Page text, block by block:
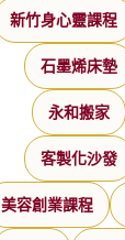
新竹身心靈課程
石墨烯床墊
永和搬家
客製化沙發
美容創業課程